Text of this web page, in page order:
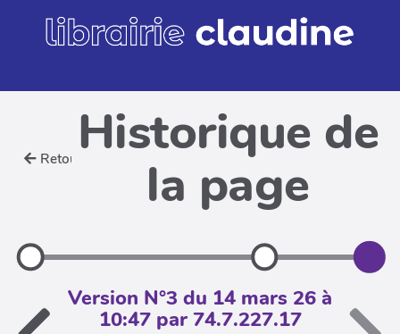
Retour Historique de
la page
Version N°3 du 14 mars 26 à
10:47 par 74.7.227.17